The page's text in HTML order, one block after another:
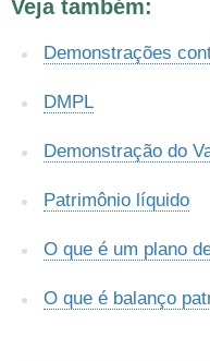
Este conteúdo não tem
Outro
Veja também:
Demonstrações
DMPL
Demonstração do
Patrimônio líquido
O que é um plano
O que é balanço